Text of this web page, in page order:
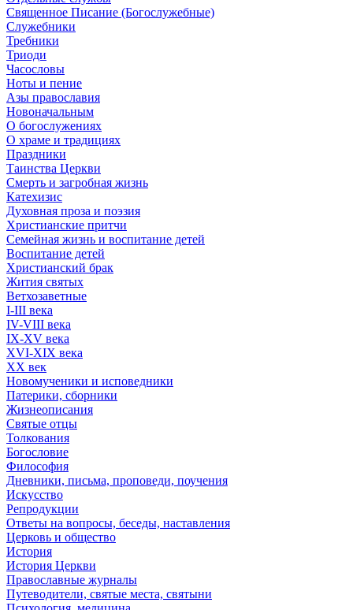
Священное Писание (Богослужебные)
Служебники
Требники
Триоди
Часословы
Ноты и пение
Азы православия
Новоначальным
О богослужениях
О храме и традициях
Праздники
Таинства Церкви
Смерть и загробная жизнь
Катехизис
Духовная проза и поэзия
Христианские притчи
Семейная жизнь и воспитание детей
Воспитание детей
Христианский брак
Жития святых
Ветхозаветные
I-III века
IV-VIII века
IX-XV века
XVI-XIX века
XX век
Новомученики и исповедники
Патерики, сборники
Жизнеописания
Святые отцы
Толкования
Богословие
Философия
Дневники, письма, проповеди, поучения
Искусство
Репродукции
Ответы на вопросы, беседы, наставления
Церковь и общество
История
История Церкви
Православные журналы
Путеводители, святые места, святыни